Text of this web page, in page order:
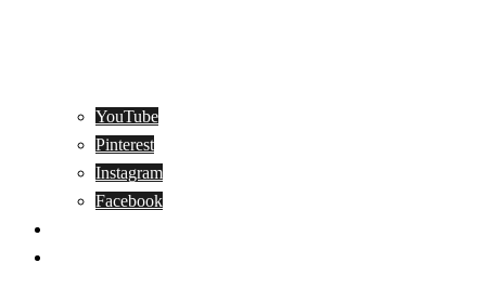
YouTube
Pinterest
Instagram
Facebook